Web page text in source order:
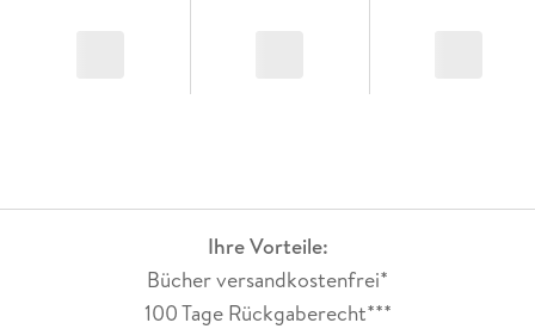
Ihre Vorteile:
Bücher versandkostenfrei*
100 Tage Rückgaberecht***